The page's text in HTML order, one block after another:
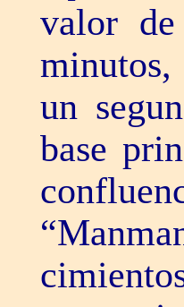
valor
un
base